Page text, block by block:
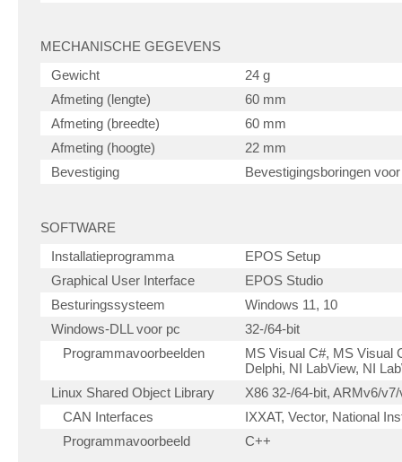
MECHANISCHE GEGEVENS
Gewicht
24 g
Afmeting (lengte)
60 mm
Afmeting (breedte)
60 mm
Afmeting (hoogte)
22 mm
Bevestiging
Bevestigingsboringen
SOFTWARE
Installatieprogramma
EPOS Setup
Graphical User Interface
EPOS Studio
Besturingssysteem
Windows 11, 10
Windows-DLL voor pc
32-/64-bit
Programmavoorbeelden
MS Visual C#, MS Visual
Delphi, NI LabView, NI
Linux Shared Object Library
X86 32-/64-bit, ARMv6/
CAN Interfaces
IXXAT, Vector, National
Programmavoorbeeld
C++